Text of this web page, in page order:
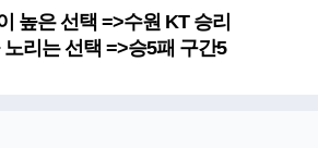
높은 선택 =>수원 KT 승리
리는 선택 =>승5패 구간5